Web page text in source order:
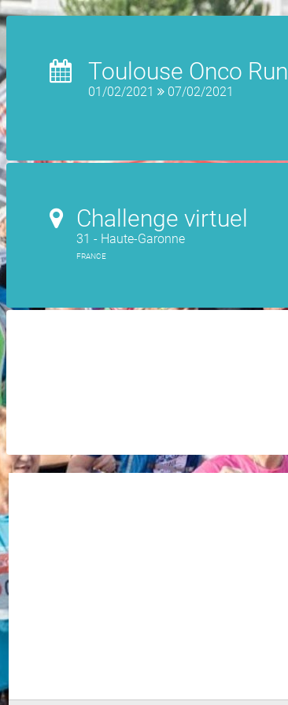
Toulouse Onco Run
01/02/2021 07/02/2021
Challenge virtuel
31 - Haute-Garonne
FRANCE